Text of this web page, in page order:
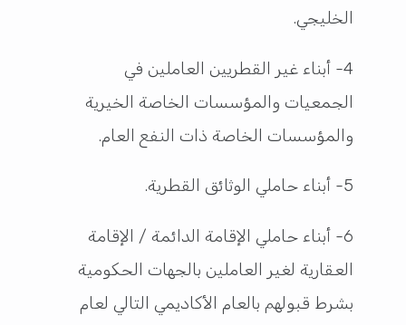
الخليجي.
4- أبناء غير القطريين العاملين في
الجمعيات والمؤسسات الخاصة الخيرية
والمؤسسات الخاصة ذات النفع العام.
5- أبناء حاملي الوثائق القطرية.
6- أبناء حاملي الإقامة الدائمة / الإقامة
العقارية لغير العاملين بالجهات الحكومية
بشرط قبولهم بالعام الأكاديمي التالي لعام